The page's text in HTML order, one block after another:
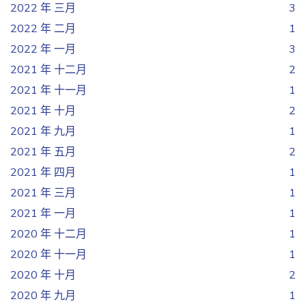
2022 年 三月
3
2022 年 二月
1
2022 年 一月
3
2021 年 十二月
2
2021 年 十一月
1
2021 年 十月
2
2021 年 九月
1
2021 年 五月
2
2021 年 四月
1
2021 年 三月
1
2021 年 一月
1
2020 年 十二月
1
2020 年 十一月
1
2020 年 十月
2
2020 年 九月
1